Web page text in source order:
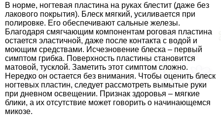
В норме, ногтевая пластина на руках блестит (даже без
лакового покрытия). Блеск мягкий, усиливается при
полировке. Его обеспечивают сальные железы.
Благодаря смягчающим компонентам роговая пластина
остается эластичной, даже после контакта с водой и
моющим средствами. Исчезновение блеска – первый
симптом грибка. Поверхность пластины становится
матовой, тусклой. Заметить этот симптом сложно.
Нередко он остается без внимания. Чтобы оценить блеск
ногтевых пластин, следует рассмотреть вымытые руки
при дневном освещении. Признак здоровья – мягкие
блики, а их отсутствие может говорить о начинающемся
микозе.